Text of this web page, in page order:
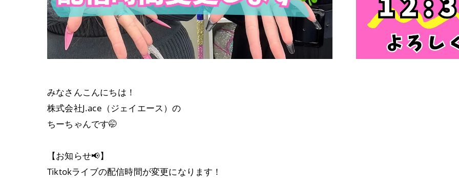
みなさんこんにちは！
株式会社J.ace（ジェイエース）の
ちーちゃんです🤭
【お知らせ📢】
Tiktokライブの配信時間が変更になります！